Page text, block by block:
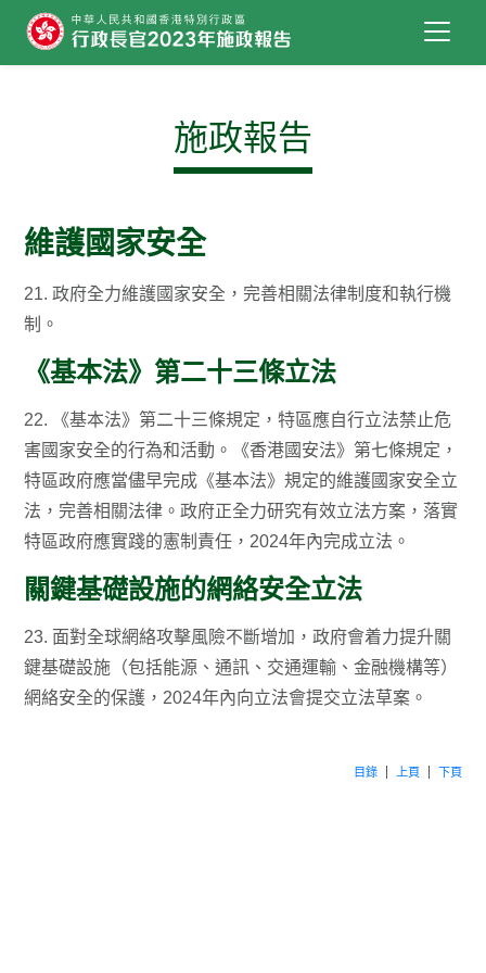
施政報告
維護國家安全
21. 政府全力維護國家安全，完善相關法律制度和執行機
制。
《基本法》第二十三條立法
22. 《基本法》第二十三條規定，特區應自行立法禁止危
害國家安全的行為和活動。《香港國安法》第七條規定，
特區政府應當儘早完成《基本法》規定的維護國家安全立
法，完善相關法律。政府正全力研究有效立法方案，落實
特區政府應實踐的憲制責任，2024年內完成立法。
關鍵基礎設施的網絡安全立法
23. 面對全球網絡攻擊風險不斷增加，政府會着力提升關
鍵基礎設施（包括能源、通訊、交通運輸、金融機構等）
網絡安全的保護，2024年內向立法會提交立法草案。
目錄 上頁 下頁